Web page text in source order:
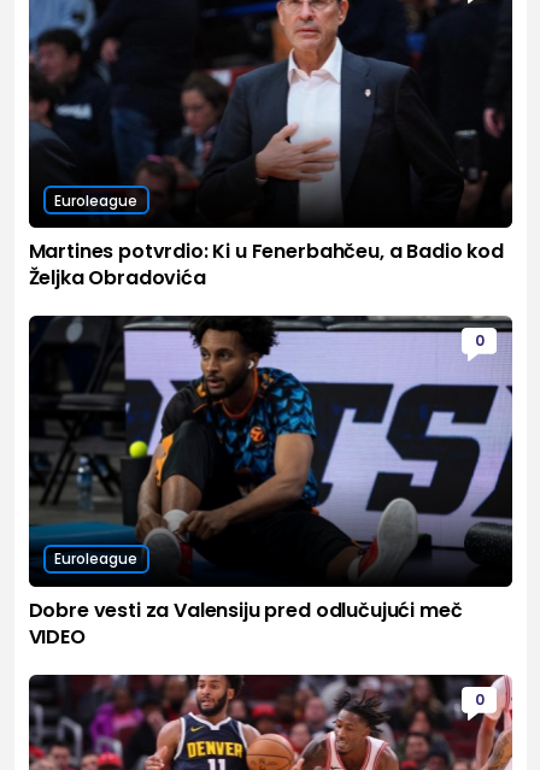
Euroleague
Martines potvrdio: Ki u Fenerbahčeu, a Badio kod
Željka Obradovića
0
Euroleague
Dobre vesti za Valensiju pred odlučujući meč
VIDEO
0